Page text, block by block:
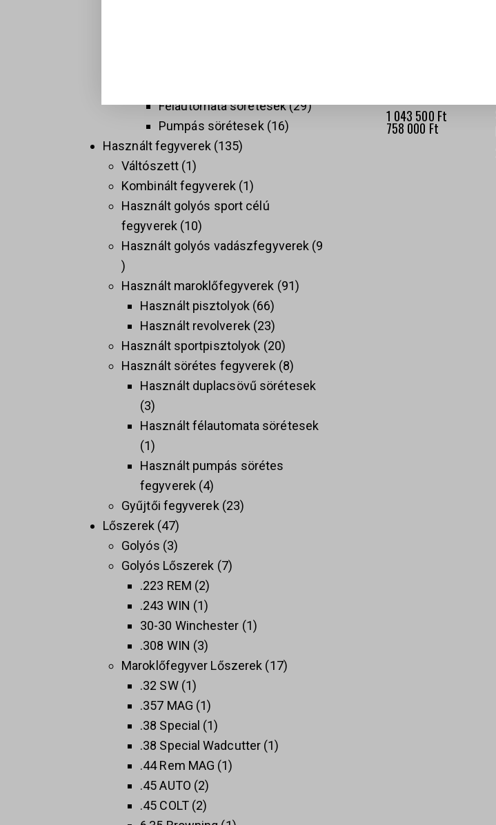
1 043 500 Ft
758 000 Ft
Félautomata sörétesek 29
Pumpás sörétesek 16
Használt fegyverek 135
Váltószett 1
Kombinált fegyverek 1
Használt golyós sport célú
fegyverek 10
Használt golyós vadászfegyverek 9
Használt maroklőfegyverek 91
Használt pisztolyok 66
Használt revolverek 23
Használt sportpisztolyok 20
Használt sörétes fegyverek 8
Használt duplacsövű sörétesek
3
Használt félautomata sörétesek
1
Használt pumpás sörétes
fegyverek 4
Gyűjtői fegyverek 23
Lőszerek 47
Golyós 3
Golyós Lőszerek 7
.223 REM 2
.243 WIN
1
30-30 Winchester 1
.308 WIN
3
Maroklőfegyver Lőszerek 17
.32 SW 1
.357 MAG 1
.38 Special
1
.38 Special Wadcutter 1
.44 Rem MAG 1
.45 AUTO 2
.45 COLT 2